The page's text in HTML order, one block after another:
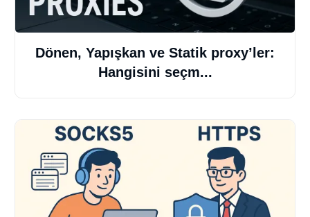
Dönen, Yapışkan ve Statik proxy’ler:
Hangisini seçm...